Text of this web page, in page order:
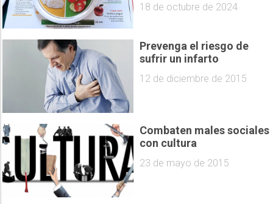
18 de octubre de 2024
Prevenga el riesgo de
sufrir un infarto
12 de diciembre de 2015
Combaten males sociales
con cultura
23 de mayo de 2015